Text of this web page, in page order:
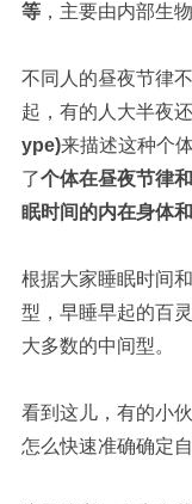
等，主要由内部生
不同人的昼夜节律
起，有的人大半夜
ype)来描述这种个
了个体在昼夜节律
眠时间的内在身体
根据大家睡眠时间
型，早睡早起的百
大多数的中间型。
看到这儿，有的小
怎么快速准确确定